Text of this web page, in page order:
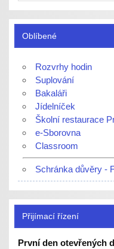
Oblíbené
Rozvrhy hodin
Suplování
Bakaláři
Jídelníček
Školní restaurace
e-Sborovna
Classroom
Schránka důvěry -
Přijímací řízení
První den otevřených